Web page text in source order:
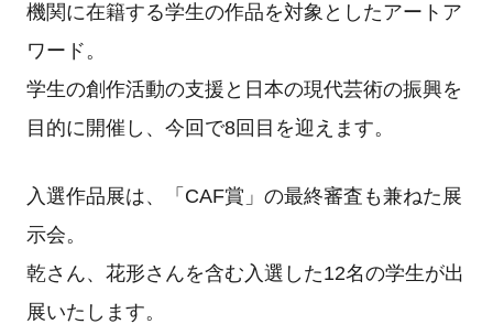
機関に在籍する学生の作品を対象としたアートア
ワード。
学生の創作活動の支援と日本の現代芸術の振興を
目的に開催し、今回で8回目を迎えます。
入選作品展は、「CAF賞」の最終審査も兼ねた展
示会。
乾さん、花形さんを含む入選した12名の学生が出
展いたします。